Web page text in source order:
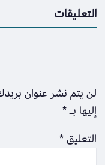
التعليقات
لن يتم نشر عنوان
إليها بـ*
التعليق*